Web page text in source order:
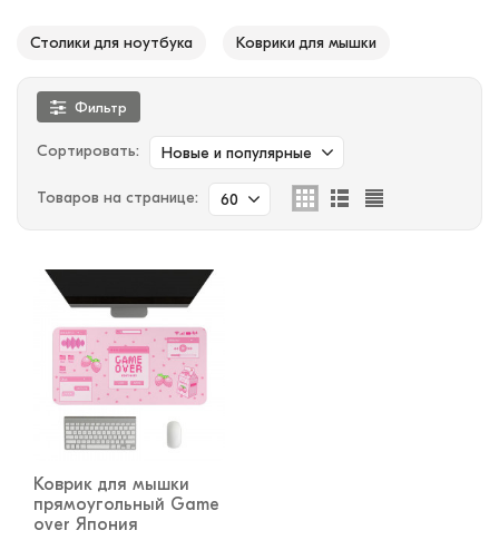
Столики для ноутбука Коврики для мышки
Фильтр
Сортировать: Новые и популярные
Товаров на странице: 60
Коврик для мышки
прямоугольный Game
over Япония